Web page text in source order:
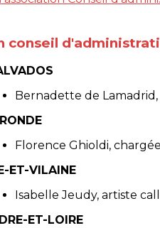
conseil
Bernadette de
Florence Ghioldi,
ET-VILAINE
Isabelle Jeudy, artiste
ET-LOIRE